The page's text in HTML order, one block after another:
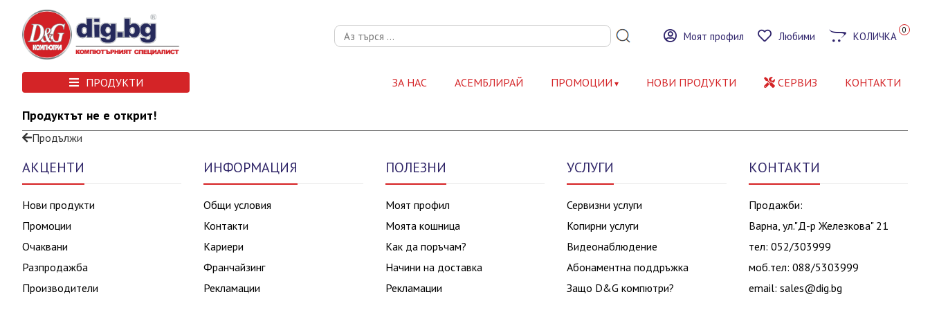
Моят профил Любими КОЛИЧКА 0
ПРОДУКТИ ЗА НАС АСЕМБЛИРАЙ ПРОМОЦИИ НОВИ ПРОДУКТИ СЕРВИЗ КОНТАКТИ
Продуктът не е открит!
Продължи
АКЦЕНТИ
Нови продукти
Промоции
Очаквани
Разпродажба
Производители
ИНФОРМАЦИЯ
Общи условия
Контакти
Кариери
Франчайзинг
Рекламации
ПОЛЕЗНИ
Моят профил
Моята кошница
Как да поръчам?
Начини на доставка
Рекламации
УСЛУГИ
Сервизни услуги
Копирни услуги
Видеонаблюдение
Абонаментна поддръжка
Защо D&G компютри?
КОНТАКТИ
Продажби:
Варна, ул."Д-р Железкова" 21
тел: 052/303999
моб.тел: 088/5303999
email: sales@dig.bg